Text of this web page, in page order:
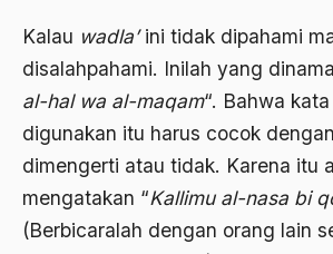
Kalau wadla’ini tidak dipahami
disalahpahami. Inilah yang
al-hal wa al-maqam“. Bahwa
digunakan itu harus cocok
dimengerti atau tidak. Karena itu
mengatakan “Kallimu al-nasa bi
(Berbicaralah dengan orang lain
ahlul sunnah wal jamaah
Ahlussunnah
Ahlussunnah Wal jamaah
Ahmad Benbella
Ahmad Daudy